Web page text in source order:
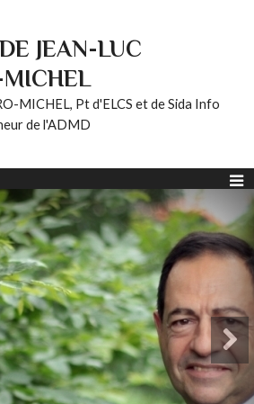
JEAN-LUC
MICHEL
MICHEL, Pt d'ELCS et de Sida Info
de l'ADMD